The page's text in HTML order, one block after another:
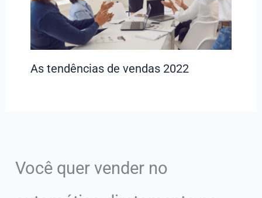
As tendências de vendas 2022
Você quer vender no